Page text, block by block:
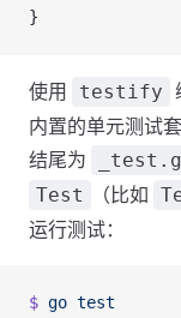
}
使用 testify
内置的单元测试
结尾为
Test （比如
运行测试：
$ go test